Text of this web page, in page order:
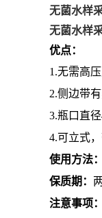
无菌水样
无菌水样
优点：
1.无需高
2.侧边带
3.瓶口直
4.可立式
使用方法：
保质期：
注意事项：